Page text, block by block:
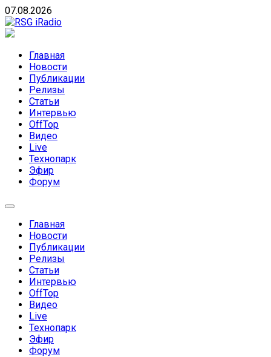
Skip
to
content
07.08.2026
направлений без возрастных ограничений
Главная
Новости
Публикации
Релизы
Статьи
Интервью
OffTop
Видео
Live
Технопарк
Эфир
Форум
Главная
Новости
Публикации
Релизы
Статьи
Интервью
OffTop
Видео
Live
Технопарк
Эфир
Форум